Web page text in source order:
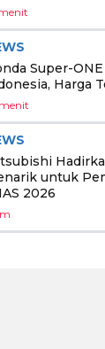
Super-
Harga
untuk
2026